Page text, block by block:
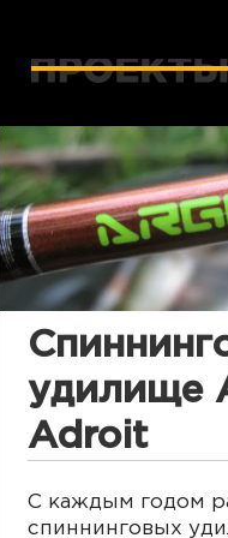
удилище
Adroit
С каждым годом
спиннинговых